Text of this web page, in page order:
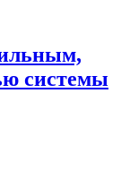
системы